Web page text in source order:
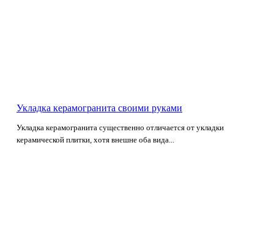
Укладка керамогранита своими руками
Укладка керамогранита существенно отличается от укладки
керамической плитки, хотя внешне оба вида...